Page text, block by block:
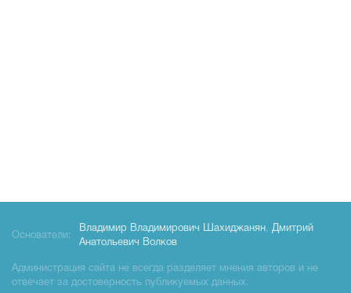
Основатели:
Владимир Владимирович Шахиджанян, Дмитрий
Анатольевич Волков
Администрация сайта не всегда разделяет мнения авторов и не
отвечает за достоверность публикуемых данных.